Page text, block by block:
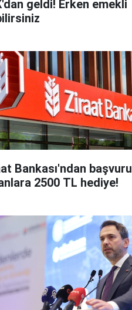
geldi! Erken emekli
Bankası'ndan başvuru
2500 TL hediye!